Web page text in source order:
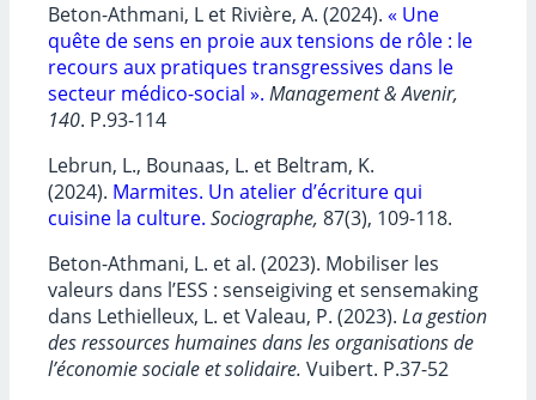
Beton-Athmani, L et Rivière, A. (2024). « Une
quête de sens en proie aux tensions de rôle : le
recours aux pratiques transgressives dans le
secteur médico-social ». Management & Avenir,
140. P.93-114
Lebrun, L., Bounaas, L. et Beltram, K.
(2024). Marmites. Un atelier d’écriture qui
cuisine la culture. Sociographe, 87(3), 109-118.
Beton-Athmani, L. et al. (2023). Mobiliser les
valeurs dans l’ESS : senseigiving et sensemaking
dans Lethielleux, L. et Valeau, P. (2023). La gestion
des ressources humaines dans les organisations de
l’économie sociale et solidaire. Vuibert. P.37-52